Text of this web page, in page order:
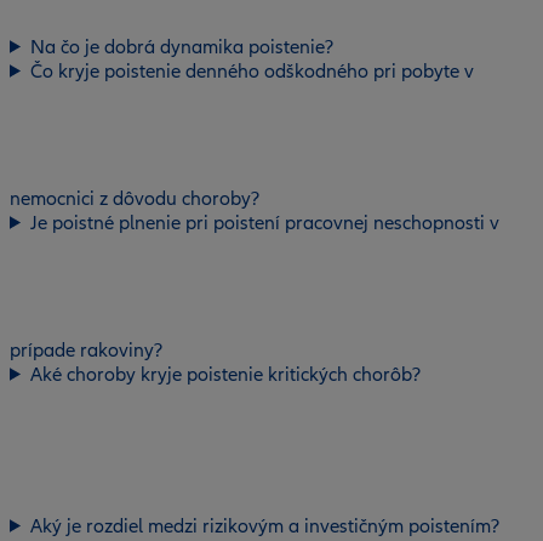
Na čo je dobrá dynamika poistenie?
Čo kryje poistenie denného odškodného pri pobyte v
nemocnici z dôvodu choroby?
Je poistné plnenie pri poistení pracovnej neschopnosti v
prípade rakoviny?
Aké choroby kryje poistenie kritických chorôb?
Aký je rozdiel medzi rizikovým a investičným poistením?